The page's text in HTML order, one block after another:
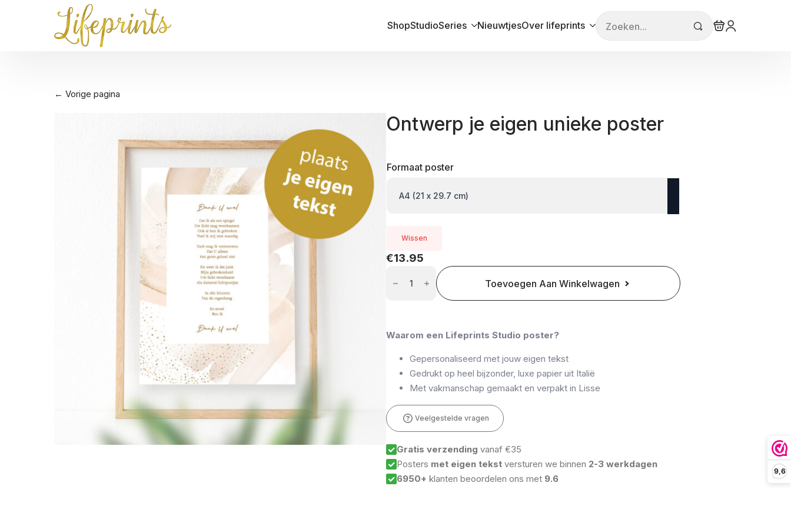
9,6
ShopStudioSeries NieuwtjesOver lifeprints
Search
for:
← Vorige pagina
Ontwerp je eigen unieke poster
Formaat poster
Wissen
€13.95
Toevoegen Aan Winkelwagen
Waarom een Lifeprints Studio poster?
Gepersonaliseerd met jouw eigen tekst
Gedrukt op heel bijzonder, luxe papier uit Italië
Met vakmanschap gemaakt en verpakt in Lisse
Veelgestelde vragen
Gratis verzending vanaf €35
Posters met eigen tekst versturen we binnen 2-3 werkdagen
6950+ klanten beoordelen ons met 9.6